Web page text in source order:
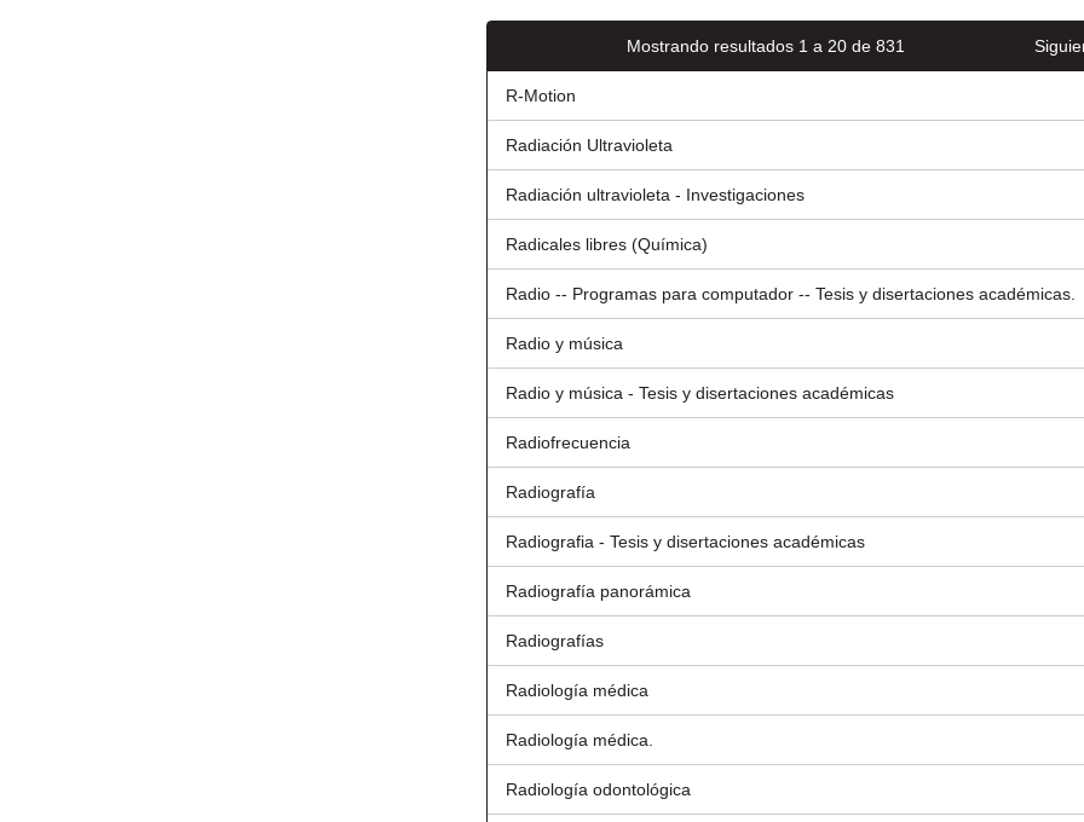
Mostrando resultados 1 a 20 de 831
R-Motion
Radiación Ultravioleta
Radiación ultravioleta - Investigaciones
Radicales libres (Química)
Radio -- Programas para computador -- Tesis y disertaciones académicas.
Radio y música
Radio y música - Tesis y disertaciones académicas
Radiofrecuencia
Radiografía
Radiografia - Tesis y disertaciones académicas
Radiografía panorámica
Radiografías
Radiología médica
Radiología médica.
Radiología odontológica